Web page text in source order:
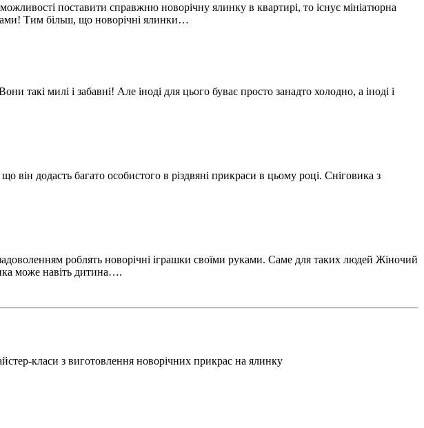
поставити справжню новорічну ялинку в квартирі, то існує мініатюрна
Тим більш, що новорічні ялинки…
такі милі і забавні! Але іноді для цього буває просто занадто холодно, а іноді і
додасть багато особистого в різдвяні прикраси в цьому році. Сніговика з
роблять новорічні іграшки своїми руками. Саме для таких людей Жіночий
може навіть дитина….
класи з виготовлення новорічних прикрас на ялинку